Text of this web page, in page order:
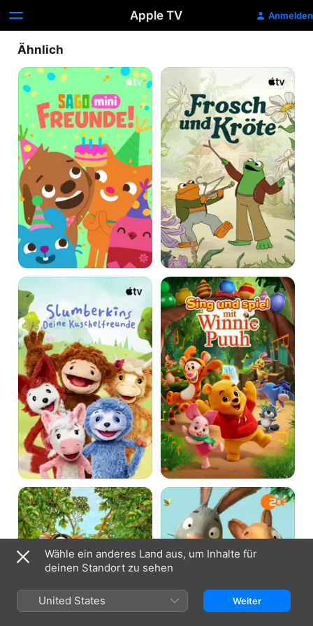
Apple TV Anmelden
Ähnlich
Sago
Mini
Freunde!
Frosch
und
Kröte
Slumberkins
–
Deine
Kuschelfreunde
Spielstunde
mit
Winnie
Puuh
Winnie
Puuhs
Bilderbuch
Pip
und
Wähle ein anderes Land aus, um Inhalte für
deinen Standort zu sehen
United States Weiter